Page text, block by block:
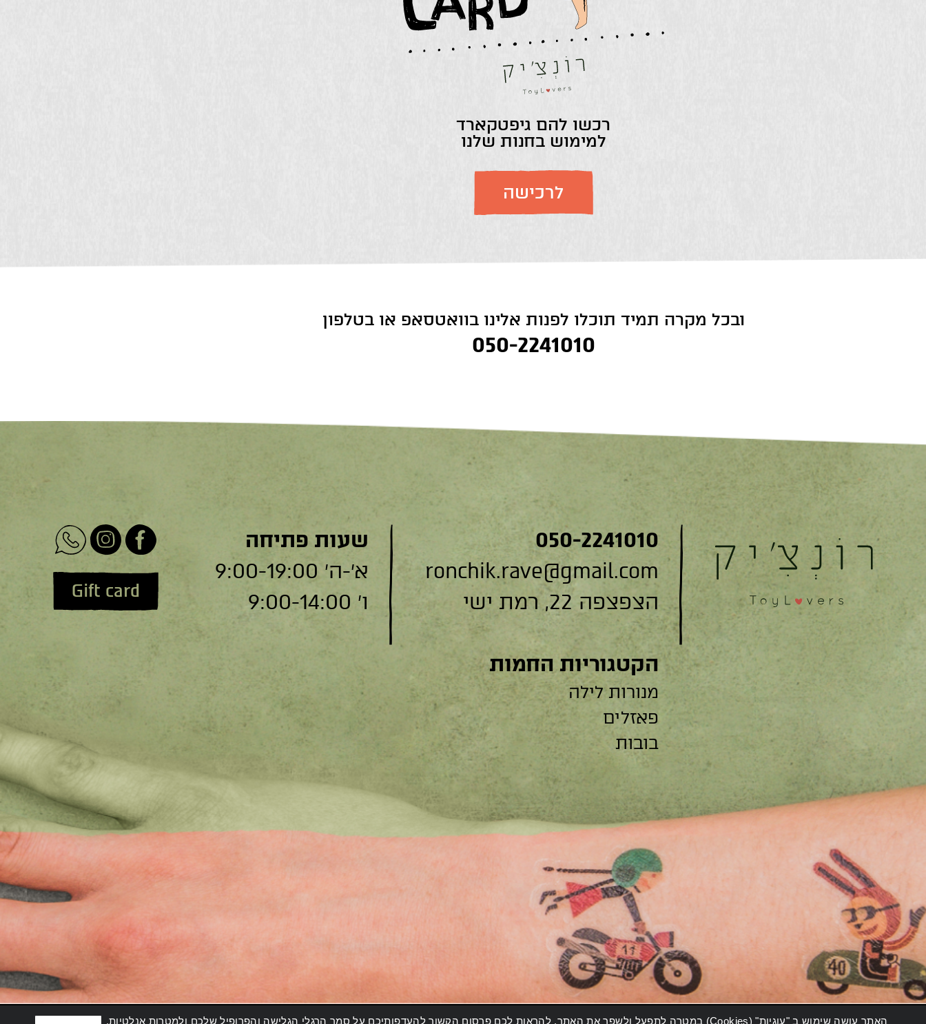
רכשו להם גיפטקארד
למימוש בחנות שלנו
לרכישה
ובכל מקרה תמיד תוכלו לפנות אלינו בוואטסאפ או בטלפון
050-2241010
050-2241010
ronchik.rave@gmail.com
הצפצפה 22, רמת ישי
הקטגוריות החמות
מנורות לילה
פאזלים
בובות
שעות פתיחה
א׳-ה׳ 9:00-19:00
ו׳ 9:00-14:00
Gift card
האתר עושה שימוש ב "עוגיות" (Cookies) במטרה לתפעל ולשפר את האתר, להראות לכם פרסום הקשור להעדפותיכם על סמך הרגלי הגלישה והפרופיל שלכם ולמטרות אנלטיות.